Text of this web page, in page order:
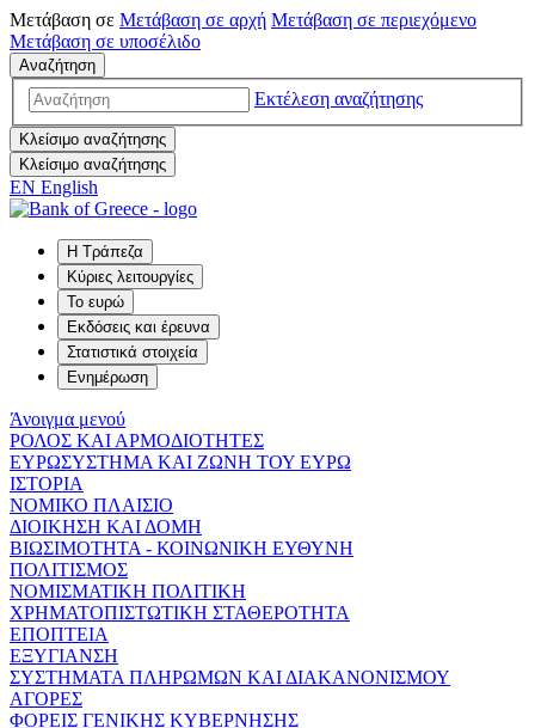
Μετάβαση σε Μετάβαση σε αρχή Μετάβαση σε περιεχόμενο
Μετάβαση σε υποσέλιδο
Αναζήτηση
Εκτέλεση αναζήτησης
Κλείσιμο αναζήτησης
Κλείσιμο αναζήτησης
EN English
Η Τράπεζα
Κύριες λειτουργίες
Το ευρώ
Εκδόσεις και έρευνα
Στατιστικά στοιχεία
Ενημέρωση
Άνοιγμα μενού
ΡΟΛΟΣ ΚΑΙ ΑΡΜΟΔΙΟΤΗΤΕΣ
ΕΥΡΩΣΥΣΤΗΜΑ ΚΑΙ ΖΩΝΗ ΤΟΥ ΕΥΡΩ
ΙΣΤΟΡΙΑ
ΝΟΜΙΚΟ ΠΛΑΙΣΙΟ
ΔΙΟΙΚΗΣΗ ΚΑΙ ΔΟΜΗ
ΒΙΩΣΙΜΟΤΗΤΑ - ΚΟΙΝΩΝΙΚΗ ΕΥΘΥΝΗ
ΠΟΛΙΤΙΣΜΟΣ
ΝΟΜΙΣΜΑΤΙΚΗ ΠΟΛΙΤΙΚΗ
ΧΡΗΜΑΤΟΠΙΣΤΩΤΙΚΗ ΣΤΑΘΕΡΟΤΗΤΑ
ΕΠΟΠΤΕΙΑ
ΕΞΥΓΙΑΝΣΗ
ΣΥΣΤΗΜΑΤΑ ΠΛΗΡΩΜΩΝ ΚΑΙ ΔΙΑΚΑΝΟΝΙΣΜΟΥ
ΑΓΟΡΕΣ
ΦΟΡΕΙΣ ΓΕΝΙΚΗΣ ΚΥΒΕΡΝΗΣΗΣ